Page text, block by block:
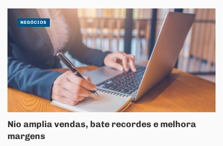
Nio amplia vendas, bate recordes e melhora
margens
NEGÓCIOS